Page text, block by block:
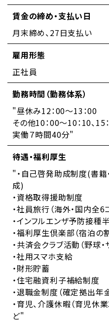
賃金の締め・支払い日
月末締め、27日支払い
雇用形態
正社員
勤務時間（勤務体系）
"昼休み12：00～13：00
その他10：00～10：10、15
実働７時間40分"
待遇・福利厚生
"・自己啓発助成制度(書籍
成)
・資格取得援助制度
・社員旅行（海外・国内全6
・インフルエンザ予防接種
・福利厚生倶楽部（宿泊の
・共済会クラブ活動（野球・
・社用スマホ支給
・財形貯蓄
・住宅融資利子補給制度
・退職金制度（確定拠出年金
・育児、介護休暇（育児
ど"